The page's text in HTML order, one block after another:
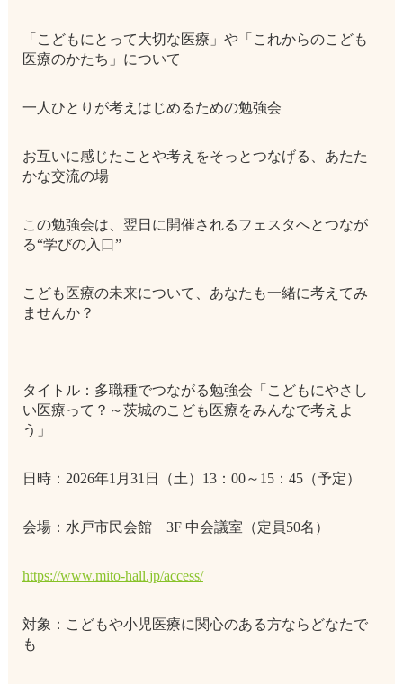
「こどもにとって大切な医療」や「これからのこども
医療のかたち」について
一人ひとりが考えはじめるための勉強会
お互いに感じたことや考えをそっとつなげる、あたた
かな交流の場
この勉強会は、翌日に開催されるフェスタへとつなが
る“学びの入口”
こども医療の未来について、あなたも一緒に考えてみ
ませんか？
タイトル：多職種でつながる勉強会「こどもにやさし
い医療って？～茨城のこども医療をみんなで考えよ
う」
日時：2026年1月31日（土）13：00～15：45（予定）
会場：水戸市民会館 3F 中会議室（定員50名）
https://www.mito-hall.jp/access/
対象：こどもや小児医療に関心のある方ならどなたで
も